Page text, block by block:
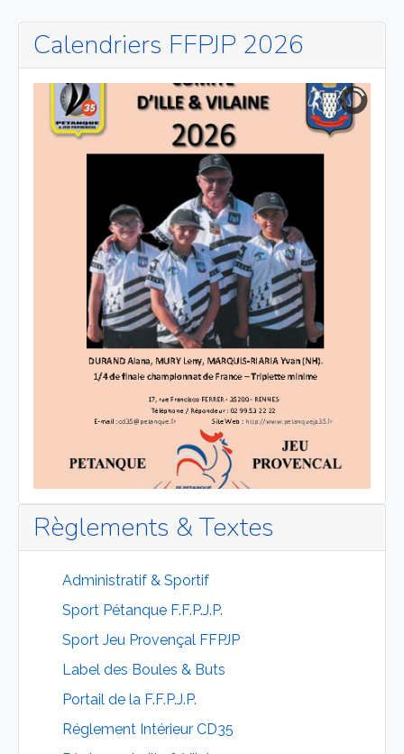
Calendriers FFPJP 2026
Règlements & Textes
Administratif & Sportif
Sport Pétanque F.F.P.J.P.
Sport Jeu Provençal FFPJP
Label des Boules & Buts
Portail de la F.F.P.J.P.
Réglement Intérieur CD35